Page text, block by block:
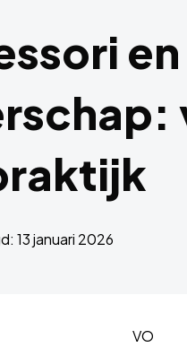
en
13 januari 2026
VO